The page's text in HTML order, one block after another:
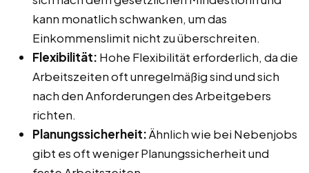
kann monatlich schwanken, um das
Einkommenslimit nicht zu überschreiten.
Flexibilität: Hohe Flexibilität erforderlich, da die
Arbeitszeiten oft unregelmäßig sind und sich
nach den Anforderungen des Arbeitgebers
richten.
Planungssicherheit:Ähnlich wie bei Nebenjobs
gibt es oft weniger Planungssicherheit und